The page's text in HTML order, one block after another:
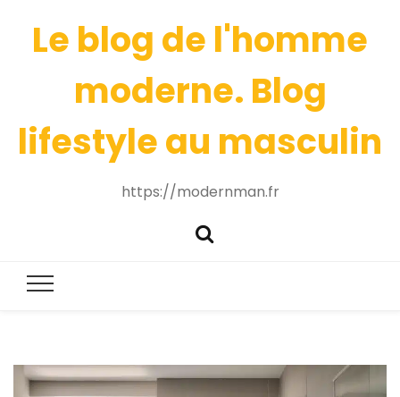
Le blog de l'homme
moderne. Blog
lifestyle au masculin
https://modernman.fr